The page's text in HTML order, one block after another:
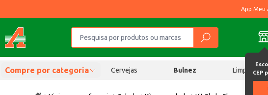
App Meu
CEP
Compre por categoria Cervejas Bulnez Limpeza